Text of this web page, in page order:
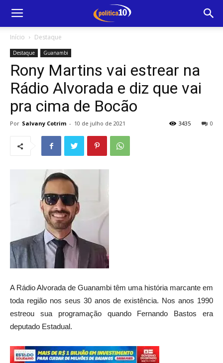
Início Destaque
Destaque Guanambi
Rony Martins vai estrear na
Rádio Alvorada e diz que vai
pra cima de Bocão
Por Salvany Cotrim - 10 de julho de 2021 0
3435
A Rádio Alvorada de Guanambi têm uma história marcante em
toda região nos seus 30 anos de existência. Nos anos 1990
estreou sua programação quando Fernando Bastos era
deputado Estadual.